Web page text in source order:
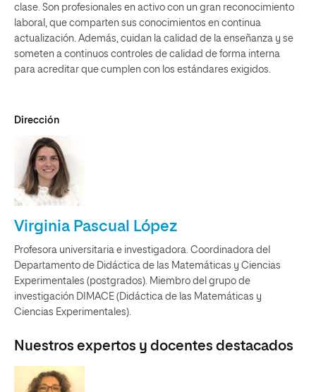
clase. Son profesionales en activo con un gran reconocimiento
laboral, que comparten sus conocimientos en continua
actualización. Además, cuidan la calidad de la enseñanza y se
someten a continuos controles de calidad de forma interna
para acreditar que cumplen con los estándares exigidos.
Dirección
Virginia Pascual López
Profesora universitaria e investigadora. Coordinadora del
Departamento de Didáctica de las Matemáticas y Ciencias
Experimentales (postgrados). Miembro del grupo de
investigación DIMACE (Didáctica de las Matemáticas y
Ciencias Experimentales).
Nuestros expertos y docentes destacados